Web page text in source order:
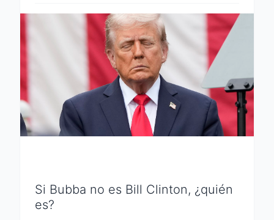
Si Bubba no es Bill Clinton, ¿quién
es?